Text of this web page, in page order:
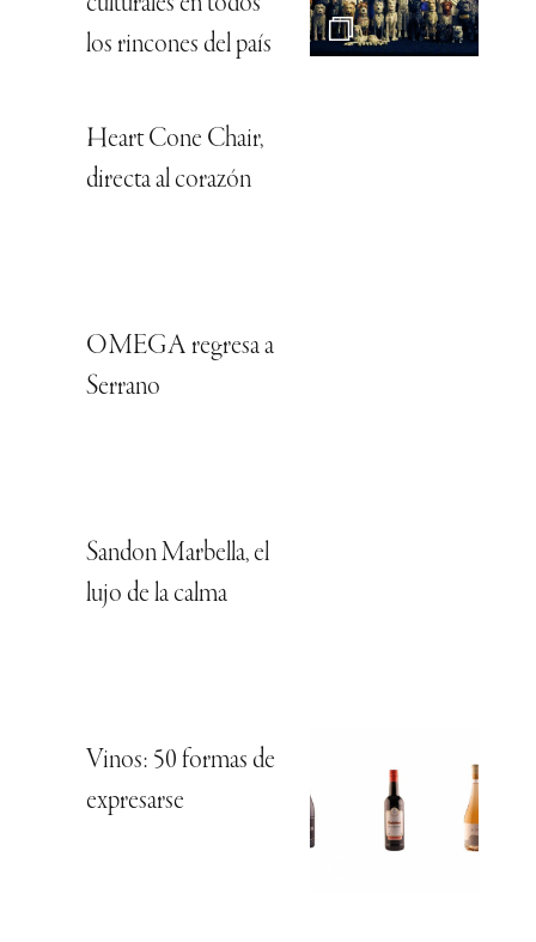
los rincones del país
Heart Cone Chair,
directa al corazón
OMEGA regresa a
Serrano
Sandon Marbella, el
lujo de la calma
Vinos: 50 formas de
expresarse